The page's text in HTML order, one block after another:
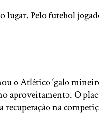
lugar. Pelo futebol
o Atlético ‘galo
aproveitamento. O
na